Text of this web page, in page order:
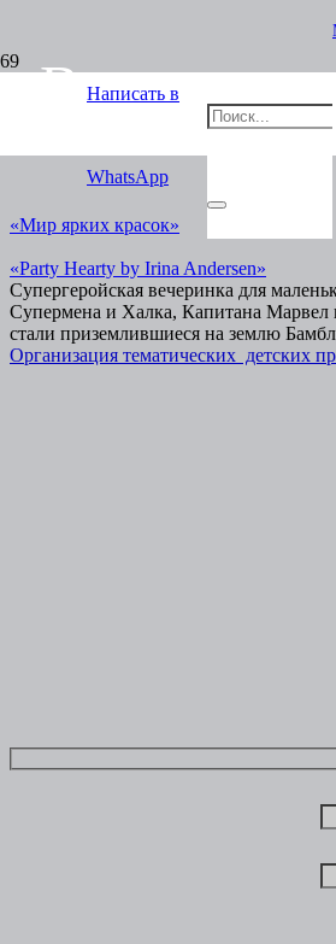
Написать в
WhatsApp
«Вечеринка
«Мир ярких красок»
«Party Hearty by Irina Andersen»
Супергеройская вечеринка для
Супермена и Халка, Капитана Марвел
стали приземлившиеся на землю
Организация тематических детских